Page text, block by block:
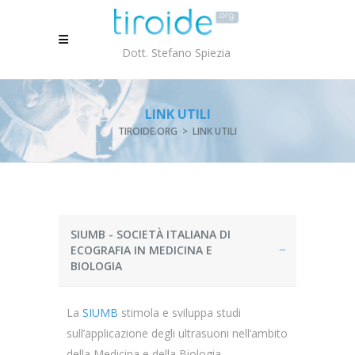
Dott. Stefano Spiezia
LINK UTILI
TIROIDE.ORG > LINK UTILI
SIUMB - SOCIETÀ ITALIANA DI
ECOGRAFIA IN MEDICINA E
BIOLOGIA
La SIUMB stimola e sviluppa studi
sull’applicazione degli ultrasuoni nell’ambito